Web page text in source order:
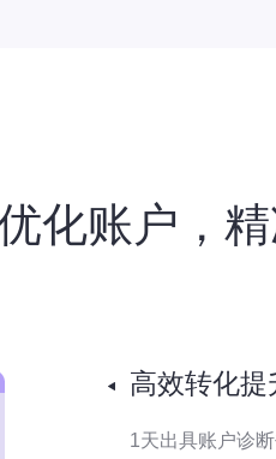
化账户，
高效转化提
1天出具账户诊